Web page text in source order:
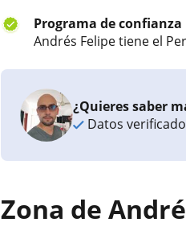
Programa de confianza
Andrés Felipe tiene el
¿Quieres saber
Datos
Zona de